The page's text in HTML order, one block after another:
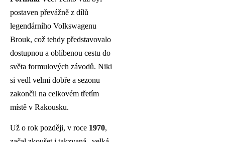
postaven převážně z dílů
legendárního Volkswagenu
Brouk, což tehdy představovalo
dostupnou a oblíbenou cestu do
světa formulových závodů. Niki
si vedl velmi dobře a sezonu
zakončil na celkovém třetím
místě v Rakousku.
Už o rok později, v roce 1970,